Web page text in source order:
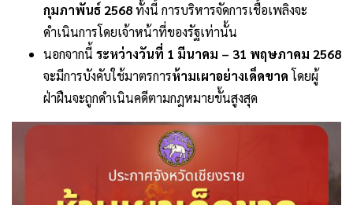
กุมภาพันธ์ 2568ทั้งนี้ การบริหารจัดการเชื้อเพลิงจะ
ดำเนินการโดยเจ้าหน้าที่ของรัฐเท่านั้น
นอกจากนี้ ระหว่างวันที่ 1 มีนาคม – 31 พฤษภาคม 2568
จะมีการบังคับใช้มาตรการห้ามเผาอย่างเด็ดขาด โดยผู้
ฝ่าฝืนจะถูกดำเนินคดีตามกฎหมายขั้นสูงสุด